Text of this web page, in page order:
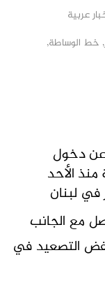
عربية
, خط الوساطة,
دخول
الأحد
لبنان
مع الجانب
التصعيد في